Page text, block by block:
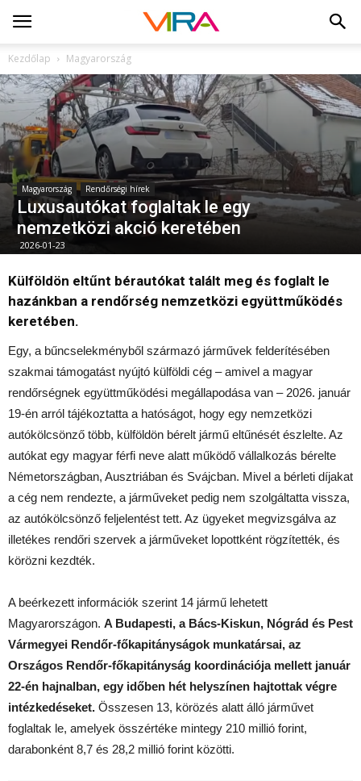
Kezdőlap Magyarország
Magyarország Rendőrségi hírek
Luxusautókat foglaltak le egy
nemzetközi akció keretében
2026-01-23
Külföldön eltűnt bérautókat talált meg és foglalt le
hazánkban a rendőrség nemzetközi együttműködés
keretében.
Egy, a bűncselekményből származó járművek felderítésében
szakmai támogatást nyújtó külföldi cég – amivel a magyar
rendőrségnek együttműködési megállapodása van – 2026. január
19-én arról tájékoztatta a hatóságot, hogy egy nemzetközi
autókölcsönző több, külföldön bérelt jármű eltűnését észlelte. Az
autókat egy magyar férfi neve alatt működő vállalkozás bérelte
Németországban, Ausztriában és Svájcban. Mivel a bérleti díjakat
a cég nem rendezte, a járműveket pedig nem szolgáltatta vissza,
az autókölcsönző feljelentést tett. Az ügyeket megvizsgálva az
illetékes rendőri szervek a járműveket lopottként rögzítették, és
körözni kezdték.
A beérkezett információk szerint 14 jármű lehetett
Magyarországon. A Budapesti, a Bács-Kiskun, Nógrád és Pest
Vármegyei Rendőr-főkapitányságok munkatársai, az
Országos Rendőr-főkapitányság koordinációja mellett január
22-én hajnalban, egy időben hét helyszínen hajtottak végre
intézkedéseket. Összesen 13, körözés alatt álló járművet
foglaltak le, amelyek összértéke mintegy 210 millió forint,
darabonként 8,7 és 28,2 millió forint közötti.